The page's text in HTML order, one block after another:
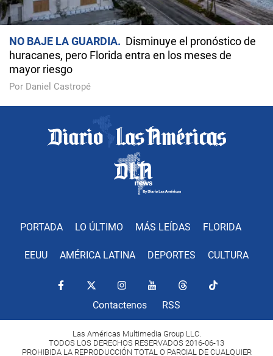
NO BAJE LA GUARDIA
Disminuye el pronóstico de
huracanes, pero Florida entra en los meses de
mayor riesgo
Por Daniel Castropé
PORTADA LO ÚLTIMO MÁS LEÍDAS FLORIDA
EEUU AMÉRICA LATINA DEPORTES CULTURA
Contactenos RSS
Las Américas Multimedia Group LLC.
TODOS LOS DERECHOS RESERVADOS 2016-06-13
PROHIBIDA LA REPRODUCCIÓN TOTAL O PARCIAL DE CUALQUIER